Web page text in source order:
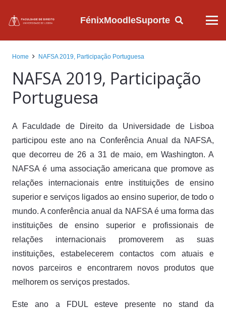
FénixMoodleSuporte
Home NAFSA 2019, Participação Portuguesa
NAFSA 2019, Participação
Portuguesa
A Faculdade de Direito da Universidade de Lisboa
participou este ano na Conferência Anual da NAFSA,
que decorreu de 26 a 31 de maio, em Washington. A
NAFSA é uma associação americana que promove as
relações internacionais entre instituições de ensino
superior e serviços ligados ao ensino superior, de todo o
mundo. A conferência anual da NAFSA é uma forma das
instituições de ensino superior e profissionais de
relações internacionais promoverem as suas
instituições, estabelecerem contactos com atuais e
novos parceiros e encontrarem novos produtos que
melhorem os serviços prestados.
Este ano a FDUL esteve presente no stand da